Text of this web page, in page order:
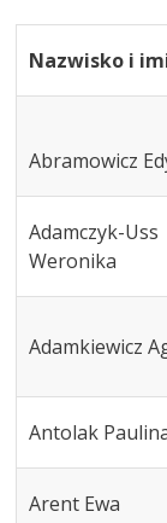
Nazwisko i
Abramowicz
Adamczyk-Uss
Weronika
Adamkiewicz
Antolak
Arent Ewa